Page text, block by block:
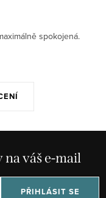
spokojená.
váš e-mail
PŘIHLÁSIT SE